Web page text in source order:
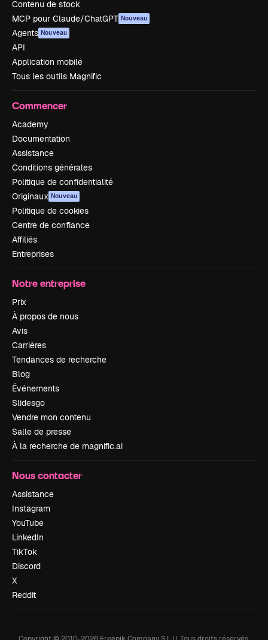
Contenu de stock
MCP pour Claude/ChatGPT Nouveau
Agents Nouveau
API
Application mobile
Tous les outils Magnific
Commencer
Academy
Documentation
Assistance
Conditions générales
Politique de confidentialité
Originaux Nouveau
Politique de cookies
Centre de confiance
Affiliés
Entreprises
Notre entreprise
Prix
À propos de nous
Avis
Carrières
Tendances de recherche
Blog
Événements
Slidesgo
Vendre mon contenu
Salle de presse
À la recherche de magnific.ai
Nous contacter
Assistance
Instagram
YouTube
LinkedIn
TikTok
Discord
X
Reddit